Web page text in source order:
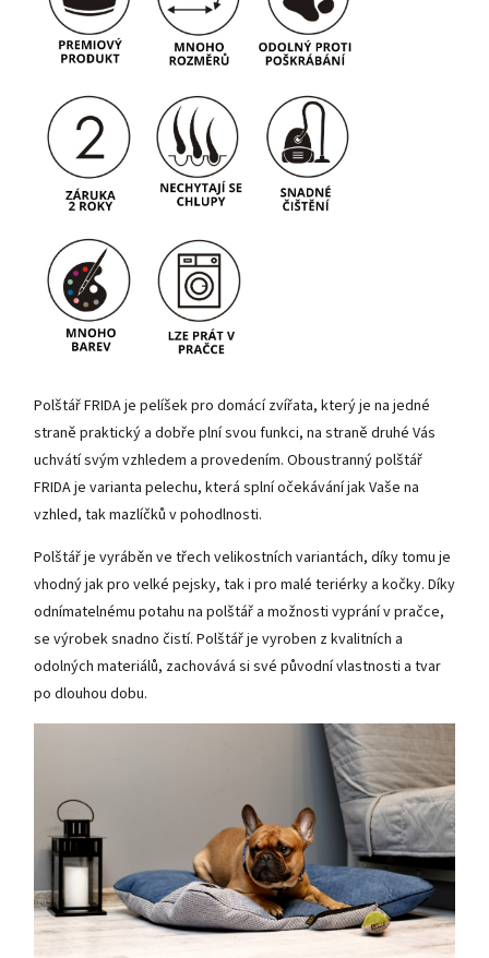
Polštář FRIDA je pelíšek pro domácí zvířata, který je na jedné
straně praktický a dobře plní svou funkci, na straně druhé Vás
uchvátí svým vzhledem a provedením. Oboustranný polštář
FRIDA je varianta pelechu, která splní očekávání jak Vaše na
vzhled, tak mazlíčků v pohodlnosti.
Polštář je vyráběn ve třech velikostních variantách, díky tomu je
vhodný jak pro velké pejsky, tak i pro malé teriérky a kočky. Díky
odnímatelnému potahu na polštář a možnosti vyprání v pračce,
se výrobek snadno čistí. Polštář je vyroben z kvalitních a
odolných materiálů, zachovává si své původní vlastnosti a tvar
po dlouhou dobu.